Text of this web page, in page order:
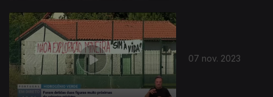
07 nov. 2023